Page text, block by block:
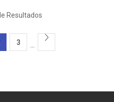
Resultados
3